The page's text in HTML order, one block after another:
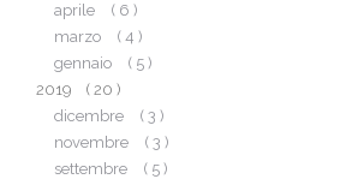
aprile
( 6 )
marzo
( 4 )
gennaio
( 5 )
2019
( 20 )
dicembre
( 3 )
novembre
( 3 )
settembre
( 5 )